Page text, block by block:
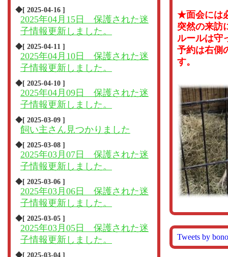
◆[ 2025-04-16 ]
2025年04月15日 保護された迷
子情報更新しました。
◆[ 2025-04-11 ]
2025年04月10日 保護された迷
子情報更新しました。
◆[ 2025-04-10 ]
2025年04月09日 保護された迷
子情報更新しました。
◆[ 2025-03-09 ]
飼い主さん見つかりました
◆[ 2025-03-08 ]
2025年03月07日 保護された迷
子情報更新しました。
◆[ 2025-03-06 ]
2025年03月06日 保護された迷
子情報更新しました。
◆[ 2025-03-05 ]
2025年03月05日 保護された迷
子情報更新しました。
◆[ 2025-03-04 ]
★面会には
突然の来訪
ルールは守
予約は右側
す。
Tweets by